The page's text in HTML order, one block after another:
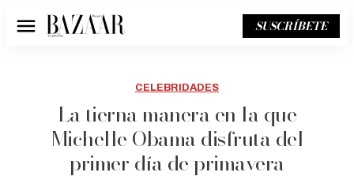
Menú SUSCRÍBETE
CELEBRIDADES
La tierna manera en la que
Michelle Obama disfruta del
primer día de primavera